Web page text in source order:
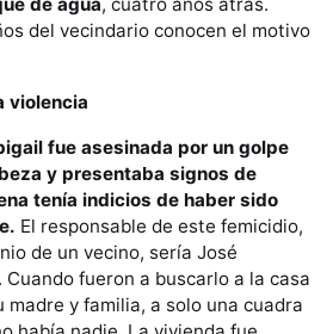
del vecindario conocen el motivo
violencia
fue asesinada por un golpe
y presentaba signos de
tenía indicios de haber sido
El responsable de este femicidio,
de un vecino, sería José
Cuando fueron a buscarlo a la casa
y familia, a solo una cuadra